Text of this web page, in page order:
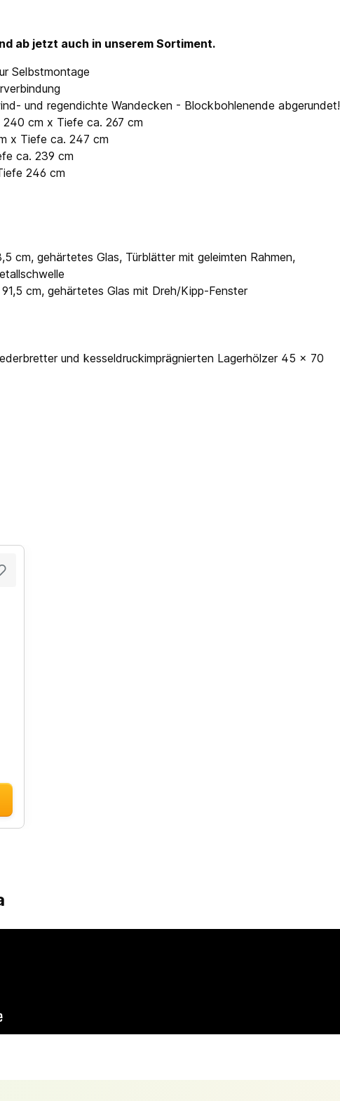
ab jetzt auch in unserem Sortiment.
Selbstmontage
und regendichte Wandecken - Blockbohlenende abgerundet!
240 cm x Tiefe ca. 267 cm
x Tiefe ca. 247 cm
ca. 239 cm
246 cm
cm, gehärtetes Glas, Türblätter mit geleimten Rahmen,
cm, gehärtetes Glas mit Dreh/Kipp-Fenster
und kesseldruckimprägnierten Lagerhölzer 45 x 70